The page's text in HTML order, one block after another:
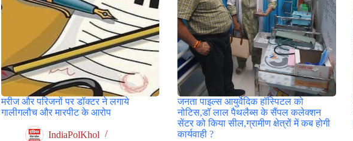
मरीज और परिजनों पर डॉक्टर ने लगाये
गालीगलौच और मारपीट के आरोप
IndiaPolKhol
जनता पाइल्स आयुर्वेदिक हॉस्पिटल को
नोटिस,डॉ लाल पैथलैब्स के सैंपल कलेक्शन
सेंटर को किया सील,ग्रामीण क्षेत्रों में कब होगी
कार्यवाही ?